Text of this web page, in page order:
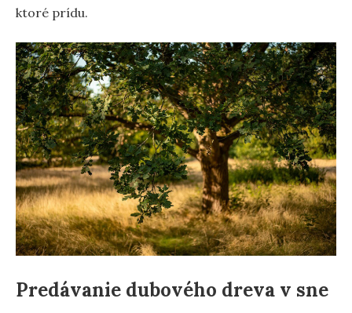
ktoré prídu.
Predávanie dubového dreva v sne